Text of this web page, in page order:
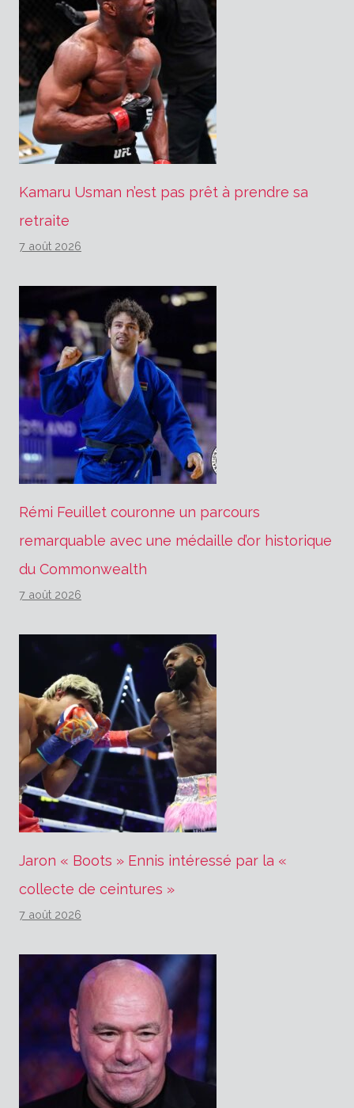
Kamaru Usman n’est pas prêt à prendre sa
retraite
7 août 2026
Rémi Feuillet couronne un parcours
remarquable avec une médaille d’or historique
du Commonwealth
7 août 2026
Jaron « Boots » Ennis intéressé par la «
collecte de ceintures »
7 août 2026